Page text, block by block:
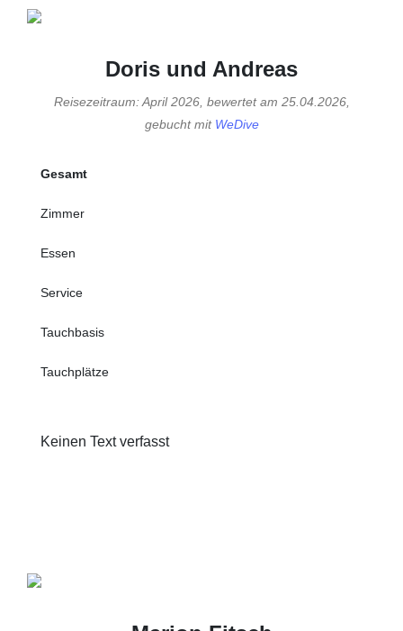
Doris und Andreas
Reisezeitraum: April 2026, bewertet am 25.04.2026,
gebucht mit WeDive
Gesamt
Zimmer
Essen
Service
Tauchbasis
Tauchplätze
Keinen Text verfasst